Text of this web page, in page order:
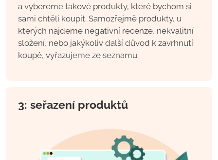
a vybereme takové produkty, které bychom si
sami chtěli koupit. Samozřejmě produkty, u
kterých najdeme negativní recenze, nekvalitní
složení, nebo jakýkoliv další důvod k zavrhnutí
koupě, vyřazujeme ze seznamu.
3: seřazení produktů